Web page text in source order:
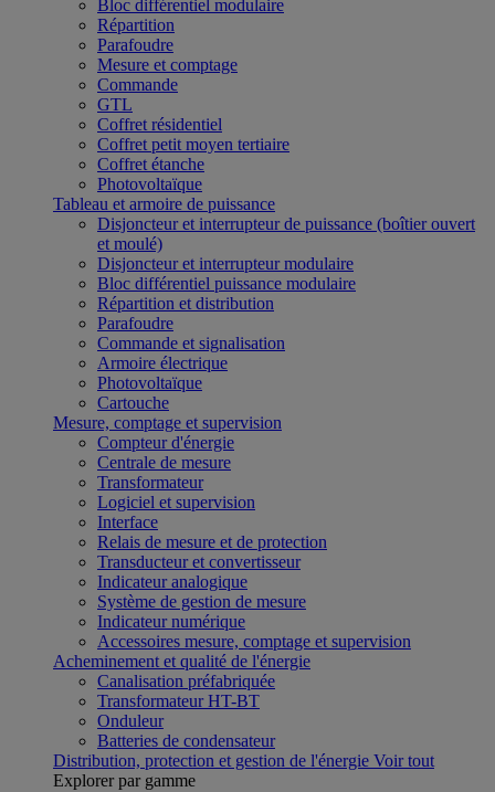
Bloc différentiel modulaire
Répartition
Parafoudre
Mesure et comptage
Commande
GTL
Coffret résidentiel
Coffret petit moyen tertiaire
Coffret étanche
Photovoltaïque
Tableau et armoire de puissance
Disjoncteur et interrupteur de puissance (boîtier ouvert
et moulé)
Disjoncteur et interrupteur modulaire
Bloc différentiel puissance modulaire
Répartition et distribution
Parafoudre
Commande et signalisation
Armoire électrique
Photovoltaïque
Cartouche
Mesure, comptage et supervision
Compteur d'énergie
Centrale de mesure
Transformateur
Logiciel et supervision
Interface
Relais de mesure et de protection
Transducteur et convertisseur
Indicateur analogique
Système de gestion de mesure
Indicateur numérique
Accessoires mesure, comptage et supervision
Acheminement et qualité de l'énergie
Canalisation préfabriquée
Transformateur HT-BT
Onduleur
Batteries de condensateur
Distribution, protection et gestion de l'énergie Voir tout
Explorer par gamme